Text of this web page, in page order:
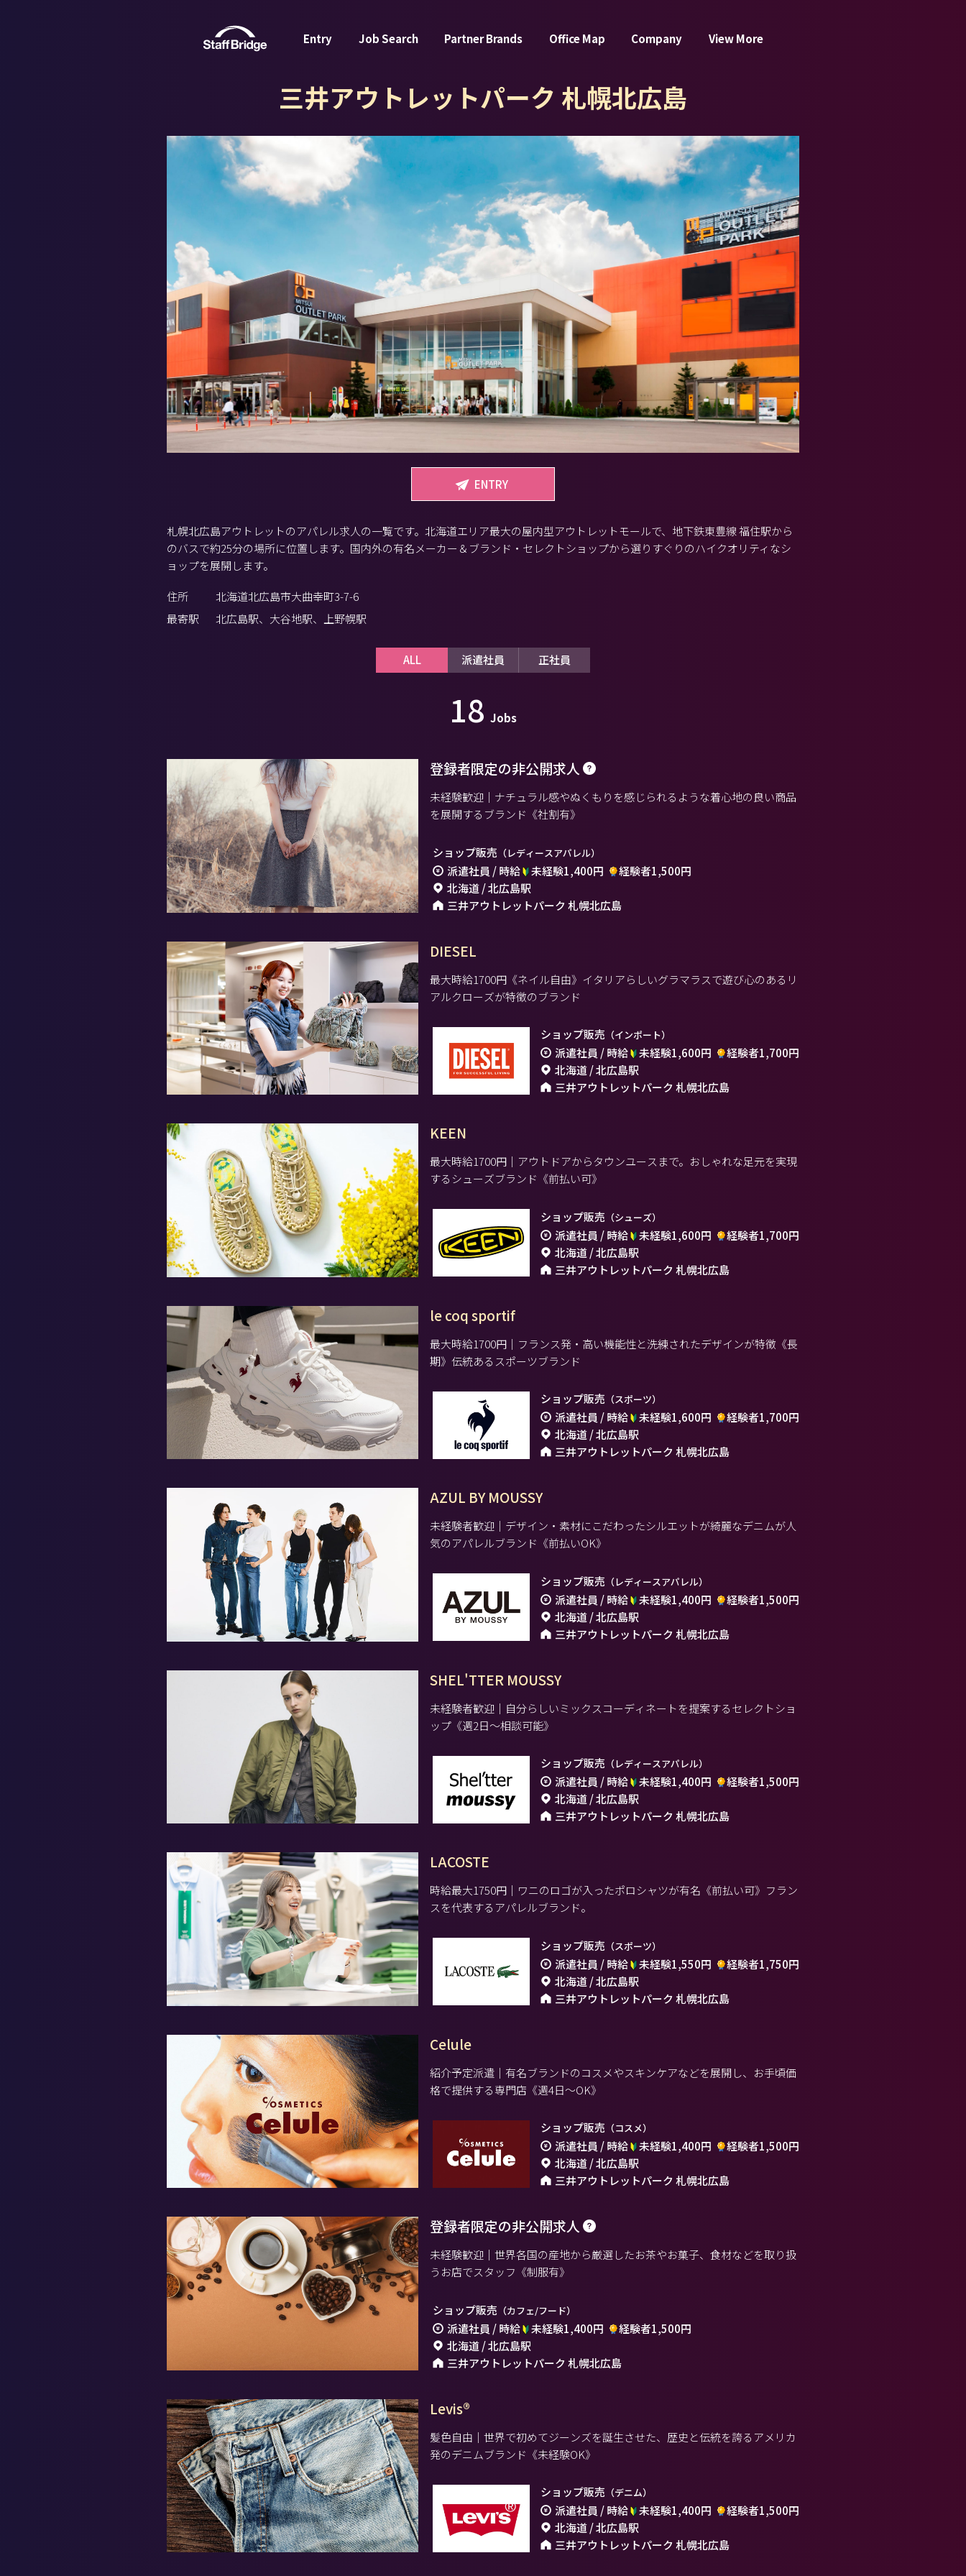
Entry Job Search Partner Brands Office Map Company View More
三井アウトレットパーク 札幌北広島
ENTRY
札幌北広島アウトレットのアパレル求人の一覧です。北海道エリア最大の屋内型アウトレットモールで、地下鉄東豊線 福住駅から
のバスで約25分の場所に位置します。国内外の有名メーカー＆ブランド・セレクトショップから選りすぐりのハイクオリティなシ
ョップを展開します。
住所
北海道北広島市大曲幸町3-7-6
最寄駅
北広島駅、大谷地駅、上野幌駅
ALL 派遣社員 正社員
18 Jobs
登録者限定の非公開求人
未経験歓迎｜ナチュラル感やぬくもりを感じられるような着心地の良い商品
を展開するブランド《社割有》
ショップ販売 （レディースアパレル）
派遣社員 / 時給 未経験1,400円
経験者1,500円
北海道 / 北広島駅
三井アウトレットパーク 札幌北広島
DIESEL
最大時給1700円《ネイル自由》イタリアらしいグラマラスで遊び心のあるリ
アルクローズが特徴のブランド
ショップ販売 （インポート）
派遣社員 / 時給 未経験1,600円
経験者1,700円
北海道 / 北広島駅
三井アウトレットパーク 札幌北広島
KEEN
最大時給1700円｜アウトドアからタウンユースまで。おしゃれな足元を実現
するシューズブランド《前払い可》
ショップ販売 （シューズ）
派遣社員 / 時給 未経験1,600円
経験者1,700円
北海道 / 北広島駅
三井アウトレットパーク 札幌北広島
le coq sportif
最大時給1700円｜フランス発・高い機能性と洗練されたデザインが特徴《長
期》伝統あるスポーツブランド
ショップ販売 （スポーツ）
派遣社員 / 時給 未経験1,600円
経験者1,700円
北海道 / 北広島駅
三井アウトレットパーク 札幌北広島
AZUL BY MOUSSY
未経験者歓迎｜デザイン・素材にこだわったシルエットが綺麗なデニムが人
気のアパレルブランド《前払いOK》
ショップ販売 （レディースアパレル）
派遣社員 / 時給 未経験1,400円
経験者1,500円
北海道 / 北広島駅
三井アウトレットパーク 札幌北広島
SHEL'TTER MOUSSY
未経験者歓迎｜自分らしいミックスコーディネートを提案するセレクトショ
ップ《週2日～相談可能》
ショップ販売 （レディースアパレル）
派遣社員 / 時給 未経験1,400円
経験者1,500円
北海道 / 北広島駅
三井アウトレットパーク 札幌北広島
LACOSTE
時給最大1750円｜ワニのロゴが入ったポロシャツが有名《前払い可》フラン
スを代表するアパレルブランド。
ショップ販売 （スポーツ）
派遣社員 / 時給 未経験1,550円
経験者1,750円
北海道 / 北広島駅
三井アウトレットパーク 札幌北広島
Celule
紹介予定派遣｜有名ブランドのコスメやスキンケアなどを展開し、お手頃価
格で提供する専門店《週4日～OK》
ショップ販売 （コスメ）
派遣社員 / 時給 未経験1,400円
経験者1,500円
北海道 / 北広島駅
三井アウトレットパーク 札幌北広島
登録者限定の非公開求人
未経験歓迎｜世界各国の産地から厳選したお茶やお菓子、食材などを取り扱
うお店でスタッフ《制服有》
ショップ販売 （カフェ/フード）
派遣社員 / 時給 未経験1,400円
経験者1,500円
北海道 / 北広島駅
三井アウトレットパーク 札幌北広島
Levis®
髪色自由｜世界で初めてジーンズを誕生させた、歴史と伝統を誇るアメリカ
発のデニムブランド《未経験OK》
ショップ販売 （デニム）
派遣社員 / 時給 未経験1,400円
経験者1,500円
北海道 / 北広島駅
三井アウトレットパーク 札幌北広島